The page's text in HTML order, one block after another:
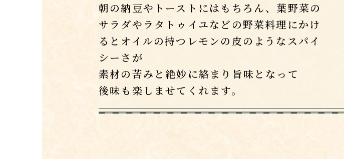
朝の納豆やトーストにはもちろん、葉野菜の
サラダやラタトゥイユなどの野菜料理にかけ
るとオイルの持つレモンの皮のようなスパイ
シーさが
素材の苦みと絶妙に絡まり旨味となって
後味も楽しませてくれます。